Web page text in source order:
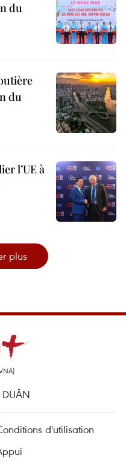
du
du
l’UE à
plus
d'utilisation